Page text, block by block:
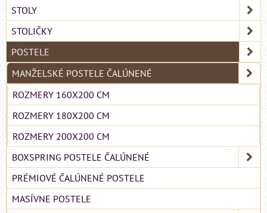
STOLY
STOLIČKY
POSTELE
MANŽELSKÉ POSTELE ČALÚNENÉ
ROZMERY 160X200 CM
ROZMERY 180X200 CM
ROZMERY 200X200 CM
BOXSPRING POSTELE ČALÚNENÉ
PRÉMIOVÉ ČALÚNENÉ POSTELE
MASÍVNE POSTELE